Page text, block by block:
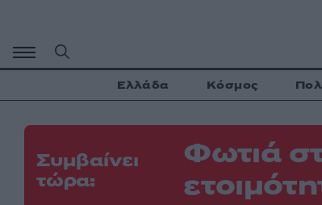
περιεχόμενο
Ελλάδα Κόσμος
Συμβαίνει
τώρα:
Φωτιά